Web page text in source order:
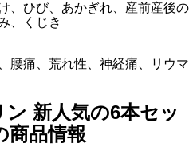
、ひび、あかぎれ、産前産後の
、くじき
腰痛、荒れ性、神経痛、リウマ
ン 新人気の6本セッ
商品情報